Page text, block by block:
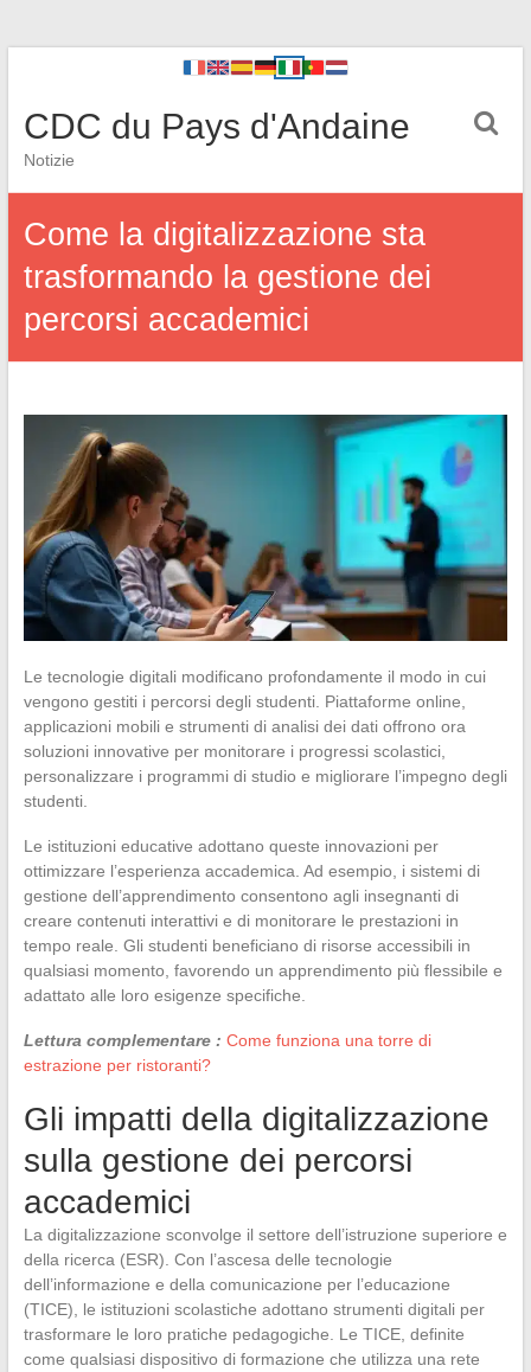
CDC du Pays d'Andaine
Notizie
Come la digitalizzazione sta
trasformando la gestione dei
percorsi accademici
Le tecnologie digitali modificano profondamente il modo in cui
vengono gestiti i percorsi degli studenti. Piattaforme online,
applicazioni mobili e strumenti di analisi dei dati offrono ora
soluzioni innovative per monitorare i progressi scolastici,
personalizzare i programmi di studio e migliorare l’impegno degli
studenti.
Le istituzioni educative adottano queste innovazioni per
ottimizzare l’esperienza accademica. Ad esempio, i sistemi di
gestione dell’apprendimento consentono agli insegnanti di
creare contenuti interattivi e di monitorare le prestazioni in
tempo reale. Gli studenti beneficiano di risorse accessibili in
qualsiasi momento, favorendo un apprendimento più flessibile e
adattato alle loro esigenze specifiche.
Lettura complementare : Come funziona una torre di
estrazione per ristoranti?
Gli impatti della digitalizzazione
sulla gestione dei percorsi
accademici
La digitalizzazione sconvolge il settore dell’istruzione superiore e
della ricerca (ESR). Con l’ascesa delle tecnologie
dell’informazione e della comunicazione per l’educazione
(TICE), le istituzioni scolastiche adottano strumenti digitali per
trasformare le loro pratiche pedagogiche. Le TICE, definite
come qualsiasi dispositivo di formazione che utilizza una rete